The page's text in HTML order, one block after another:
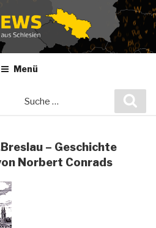
Menü
– Geschichte
Norbert Conrads